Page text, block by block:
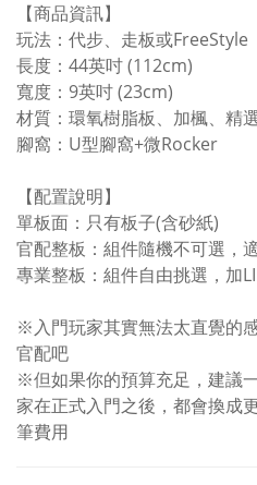
【商品資訊】
玩法：代步、走板或FreeStyle
長度：44英吋 (112cm)
寬度：9英吋 (23cm)
材質：環氧樹脂板、加楓、精
腳窩：U型腳窩+微Rocker
【配置說明】
單板面：只有板子(含砂紙)
官配整板：組件隨機不可選，
專業整板：組件自由挑選，加
※入門玩家其實無法太直覺的
官配吧
※但如果你的預算充足，建議
家在正式入門之後，都會換成
筆費用